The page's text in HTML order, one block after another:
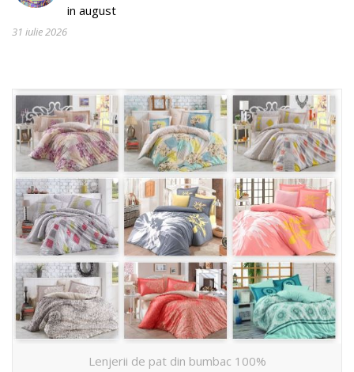
in august
31 iulie 2026
Lenjerii de pat din bumbac 100%